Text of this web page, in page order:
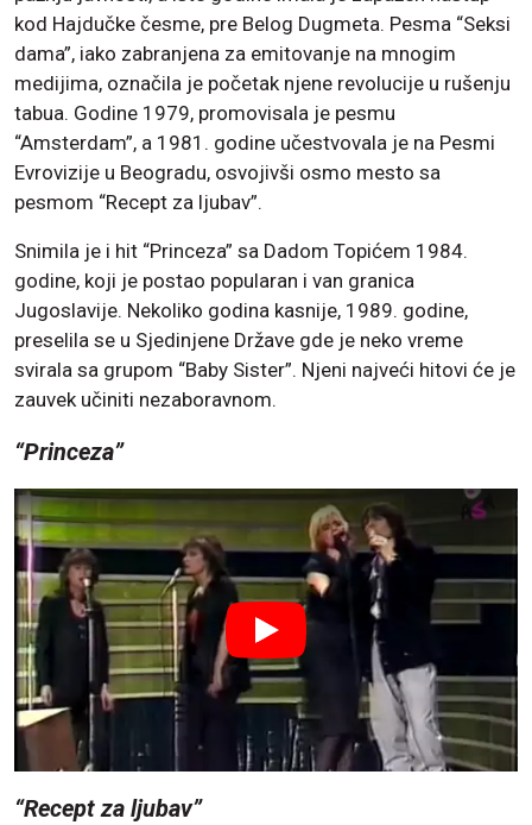
kod Hajdučke česme, pre Belog Dugmeta. Pesma “Seksi
dama”, iako zabranjena za emitovanje na mnogim
medijima, označila je početak njene revolucije u rušenju
tabua. Godine 1979, promovisala je pesmu
“Amsterdam”, a 1981. godine učestvovala je na Pesmi
Evrovizije u Beogradu, osvojivši osmo mesto sa
pesmom “Recept za ljubav”.
Snimila je i hit “Princeza” sa Dadom Topićem 1984.
godine, koji je postao popularan i van granica
Jugoslavije. Nekoliko godina kasnije, 1989. godine,
preselila se u Sjedinjene Države gde je neko vreme
svirala sa grupom “Baby Sister”. Njeni najveći hitovi će je
zauvek učiniti nezaboravnom.
“Princeza”
“Recept za ljubav”